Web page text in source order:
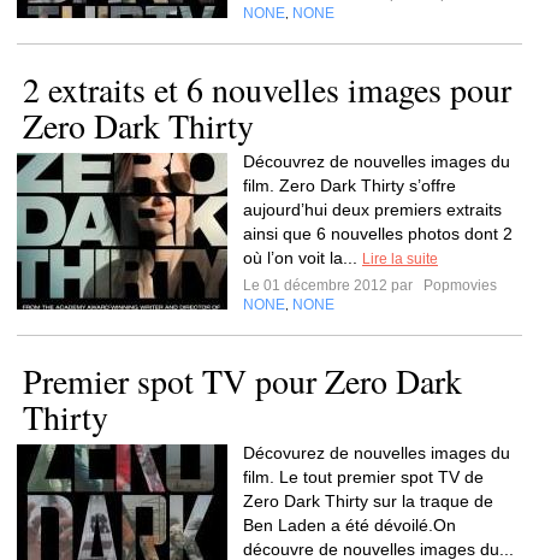
NONE NONE
2 extraits et 6 nouvelles images pour
Zero Dark Thirty
Découvrez de nouvelles images du
film. Zero Dark Thirty s’offre
aujourd’hui deux premiers extraits
ainsi que 6 nouvelles photos dont 2
où l’on voit la...
Lire la suite
Le 01 décembre 2012 par
Popmovies
NONE NONE
Premier spot TV pour Zero Dark
Thirty
Décovurez de nouvelles images du
film. Le tout premier spot TV de
Zero Dark Thirty sur la traque de
Ben Laden a été dévoilé.On
découvre de nouvelles images du...